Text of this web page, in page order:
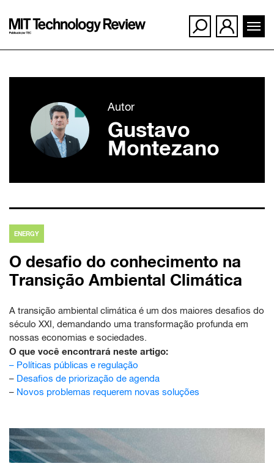
conteúdo
Autor
Gustavo
Montezano
ENERGY
O desafio do conhecimento na
Transição Ambiental Climática
A transição ambiental climática é um dos maiores desafios do
século XXI, demandando uma transformação profunda em
nossas economias e sociedades.
O que você encontrará neste artigo:
– Políticas públicas e regulação
– Desafios de priorização de agenda
– Novos problemas requerem novas soluções